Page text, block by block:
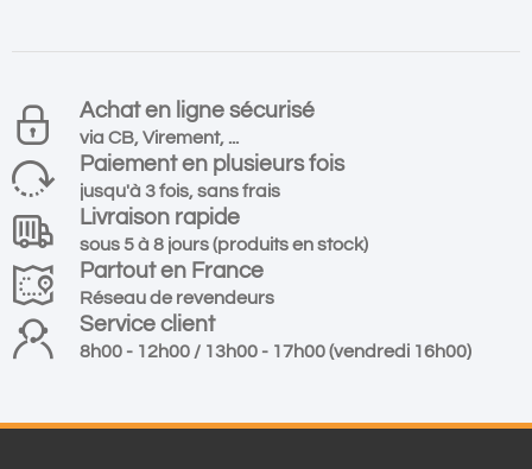
Achat en ligne sécurisé
via CB, Virement, ...
Paiement en plusieurs fois
jusqu'à 3 fois, sans frais
Livraison rapide
sous 5 à 8 jours (produits en stock)
Partout en France
Réseau de revendeurs
Service client
8h00 - 12h00 / 13h00 - 17h00 (vendredi 16h00)